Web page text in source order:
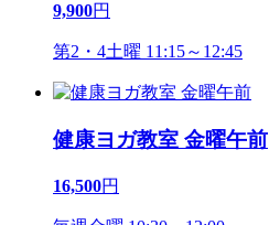
9,900円
第2・4土曜 11:15～12:45
健康ヨガ教室 金曜午前
16,500円